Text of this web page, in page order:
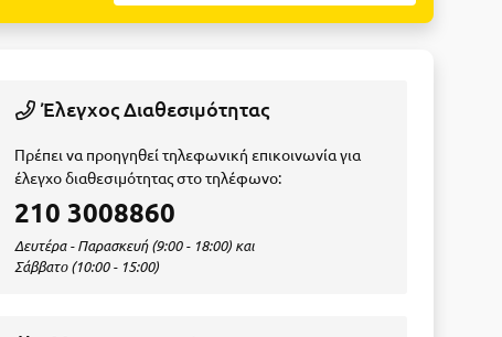
Έλεγχος Διαθεσιμότητας
Πρέπει να προηγηθεί τηλεφωνική επικοινωνία για
έλεγχο διαθεσιμότητας στο τηλέφωνο:
210 3008860
Δευτέρα - Παρασκευή (9:00 - 18:00) και
Σάββατο (10:00 - 15:00)